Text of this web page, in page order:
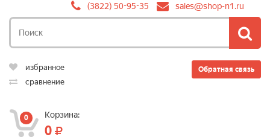
(3822) 50-95-35
sales@shop-n1.ru
Обратная связь
избранное
сравнение
0 Корзина:
0